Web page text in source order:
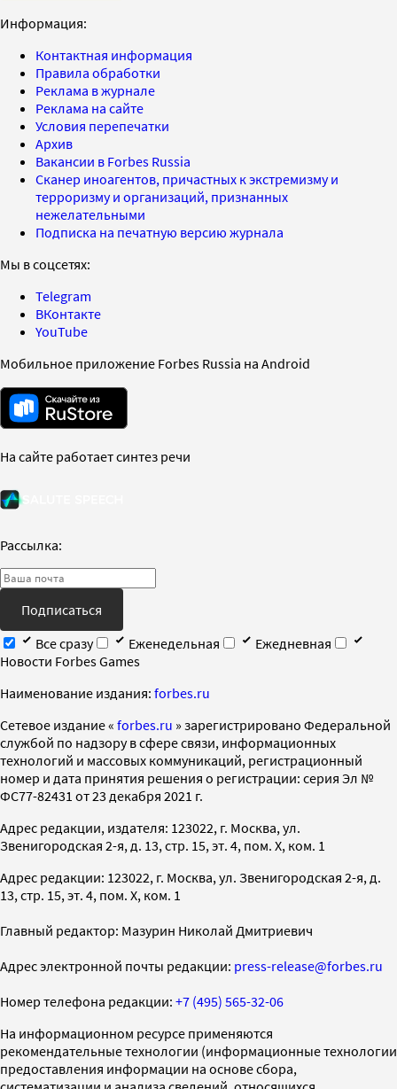
Информация:
Контактная информация
Правила обработки
Реклама в журнале
Реклама на сайте
Условия перепечатки
Архив
Вакансии в Forbes Russia
Сканер иноагентов, причастных к экстремизму и
терроризму и организаций, признанных
нежелательными
Подписка на печатную версию журнала
Мы в соцсетях:
Telegram
ВКонтакте
YouTube
Мобильное приложение Forbes Russia на Android
На сайте работает синтез речи
Рассылка:
Подписаться
Все сразу
Еженедельная
Ежедневная
Новости Forbes Games
Наименование издания: forbes.ru
Cетевое издание « forbes.ru » зарегистрировано Федеральной
службой по надзору в сфере связи, информационных
технологий и массовых коммуникаций, регистрационный
номер и дата принятия решения о регистрации: серия Эл №
ФС77-82431 от 23 декабря 2021 г.
Адрес редакции, издателя: 123022, г. Москва, ул.
Звенигородская 2-я, д. 13, стр. 15, эт. 4, пом. X, ком. 1
Адрес редакции: 123022, г. Москва, ул. Звенигородская 2-я, д.
13, стр. 15, эт. 4, пом. X, ком. 1
Главный редактор: Мазурин Николай Дмитриевич
Адрес электронной почты редакции: press-release@forbes.ru
Номер телефона редакции: +7 (495) 565-32-06
На информационном ресурсе применяются
рекомендательные технологии (информационные технологии
предоставления информации на основе сбора,